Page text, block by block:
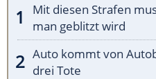
Mit diesen Strafen
man geblitzt wird
Auto kommt von
drei Tote